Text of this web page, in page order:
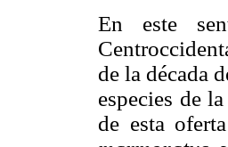
En este
de la década
especies de
de esta